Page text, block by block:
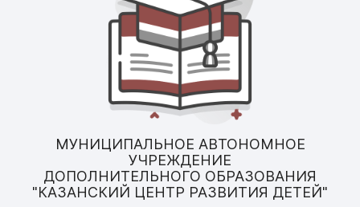
МУНИЦИПАЛЬНОЕ АВТОНОМНОЕ
УЧРЕЖДЕНИЕ
ДОПОЛНИТЕЛЬНОГО ОБРАЗОВАНИЯ
"КАЗАНСКИЙ ЦЕНТР РАЗВИТИЯ ДЕТЕЙ"